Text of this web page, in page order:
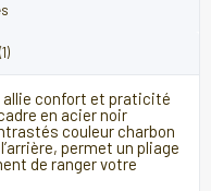
allie confort et praticité
en acier noir
couleur charbon
permet un pliage
de ranger votre